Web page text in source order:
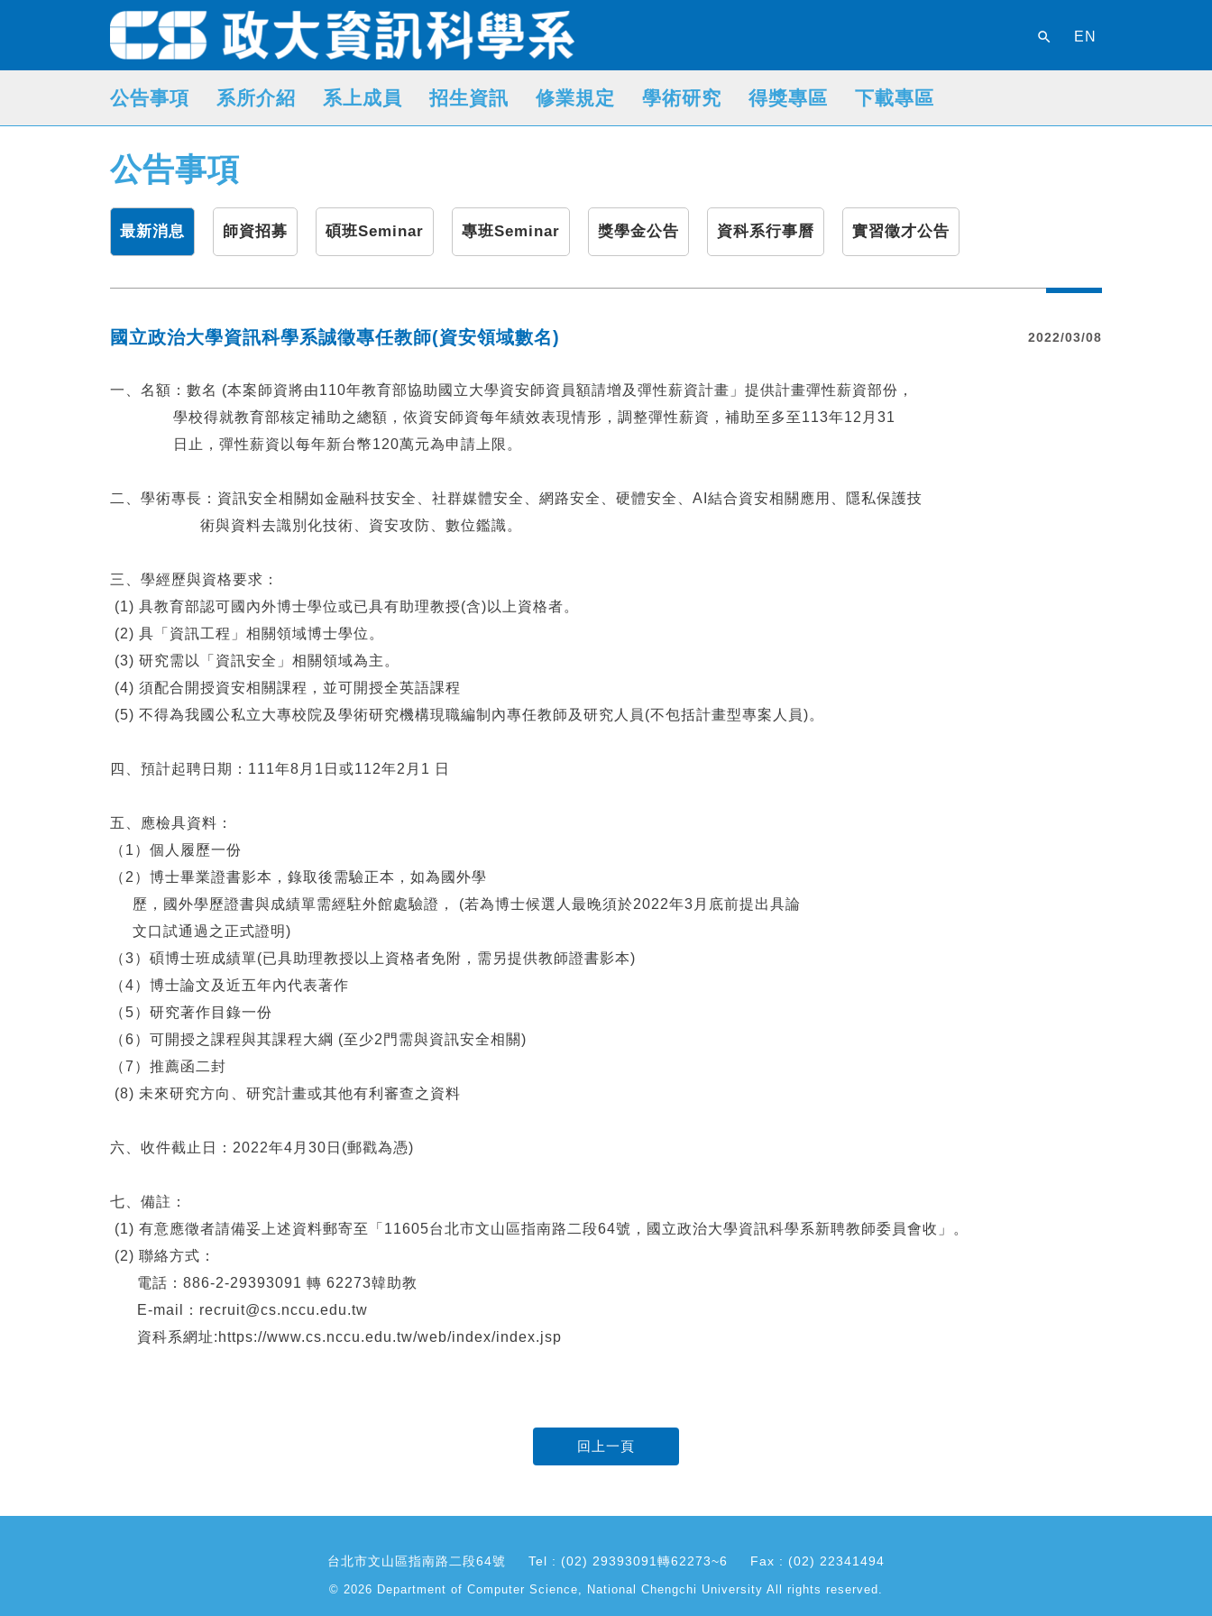
search EN
公告事項 系所介紹 系上成員 招生資訊 修業規定 學術研究 得獎專區 下載專區
公告事項
最新消息 師資招募 碩班Seminar 專班Seminar 獎學金公告 資科系行事曆 實習徵才公告
2022/03/08
國立政治大學資訊科學系誠徵專任教師(資安領域數名)
一、名額：數名 (本案師資將由110年教育部協助國立大學資安師資員額請增及彈性薪資計畫」提供計畫彈性薪資部份，
學校得就教育部核定補助之總額，依資安師資每年績效表現情形，調整彈性薪資，補助至多至113年12月31
日止，彈性薪資以每年新台幣120萬元為申請上限。
二、學術專長：資訊安全相關如金融科技安全、社群媒體安全、網路安全、硬體安全、AI結合資安相關應用、隱私保護技
術與資料去識別化技術、資安攻防、數位鑑識。
三、學經歷與資格要求：
(1) 具教育部認可國內外博士學位或已具有助理教授(含)以上資格者。
(2) 具「資訊工程」相關領域博士學位。
(3) 研究需以「資訊安全」相關領域為主。
(4) 須配合開授資安相關課程，並可開授全英語課程
(5) 不得為我國公私立大專校院及學術研究機構現職編制內專任教師及研究人員(不包括計畫型專案人員)。
四、預計起聘日期：111年8月1日或112年2月1 日
五、應檢具資料：
（1）個人履歷一份
（2）博士畢業證書影本，錄取後需驗正本，如為國外學
歷，國外學歷證書與成績單需經駐外館處驗證， (若為博士候選人最晚須於2022年3月底前提出具論
文口試通過之正式證明)
（3）碩博士班成績單(已具助理教授以上資格者免附，需另提供教師證書影本)
（4）博士論文及近五年內代表著作
（5）研究著作目錄一份
（6）可開授之課程與其課程大綱 (至少2門需與資訊安全相關)
（7）推薦函二封
(8) 未來研究方向、研究計畫或其他有利審查之資料
六、收件截止日：2022年4月30日(郵戳為憑)
七、備註：
(1) 有意應徵者請備妥上述資料郵寄至「11605台北市文山區指南路二段64號，國立政治大學資訊科學系新聘教師委員會收」。
(2) 聯絡方式：
電話：886-2-29393091 轉 62273韓助教
E-mail：recruit@cs.nccu.edu.tw
資科系網址:https://www.cs.nccu.edu.tw/web/index/index.jsp
回上一頁
台北市文山區指南路二段64號 Tel : (02) 29393091轉62273~6 Fax : (02) 22341494
© 2026 Department of Computer Science, National Chengchi University All rights reserved.